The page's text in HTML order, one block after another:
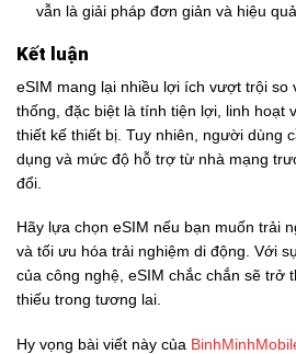
vẫn là giải pháp đơn giản và hiệu quả.
Kết luận
eSIM mang lại nhiều lợi ích vượt trội so
thống, đặc biệt là tính tiện lợi, linh hoạt
thiết kế thiết bị. Tuy nhiên, người dùng
dụng và mức độ hỗ trợ từ nhà mạng
đổi.
Hãy lựa chọn eSIM nếu bạn muốn trải
và tối ưu hóa trải nghiệm di động. Với
của công nghệ, eSIM chắc chắn sẽ trở
thiếu trong tương lai.
Hy vọng bài viết này của